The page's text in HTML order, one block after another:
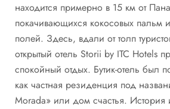
находится примерно в 15 км от
покачивающихся кокосовых пальм
полей. Здесь, вдали от толп
открытый отель Storii by ITC Hotels
спокойный отдых. Бутик-отель был
как частная резиденция под
Morada» или дом счастья.